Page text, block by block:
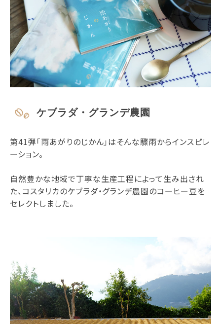
ケブラダ・グランデ農園
第41弾「雨あがりのじかん」はそんな驟雨からインスピレ
ーション。
自然豊かな地域で丁寧な生産工程によって生み出され
た、コスタリカのケブラダ・グランデ農園のコーヒー豆を
セレクトしました。